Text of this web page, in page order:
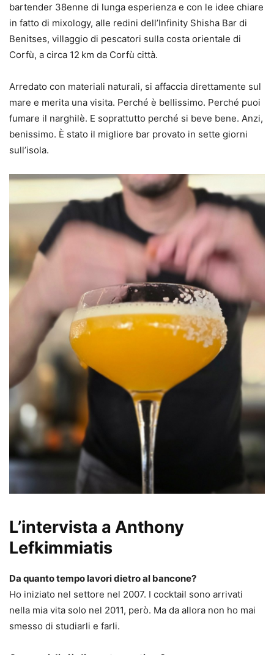
bartender 38enne di lunga esperienza e con le idee chiare
in fatto di mixology, alle redini dell’Infinity Shisha Bar di
Benitses, villaggio di pescatori sulla costa orientale di
Corfù, a circa 12 km da Corfù città.
Arredato con materiali naturali, si affaccia direttamente sul
mare e merita una visita. Perché è bellissimo. Perché puoi
fumare il narghilè. E soprattutto perché si beve bene. Anzi,
benissimo. È stato il migliore bar provato in sette giorni
sull’isola.
L’intervista a Anthony
Lefkimmiatis
Da quanto tempo lavori dietro al bancone?
Ho iniziato nel settore nel 2007. I cocktail sono arrivati
nella mia vita solo nel 2011, però. Ma da allora non ho mai
smesso di studiarli e farli.